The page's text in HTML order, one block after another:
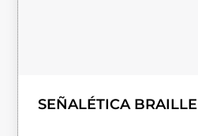
SEÑALÉTICA BRAILLE